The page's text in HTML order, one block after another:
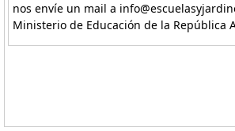
nos envíe un mail a
Ministerio de Educación de la República